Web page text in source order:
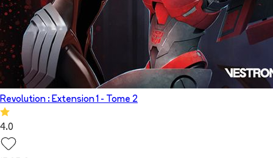
Revolution : Extension 1 - Tome 2
4.0